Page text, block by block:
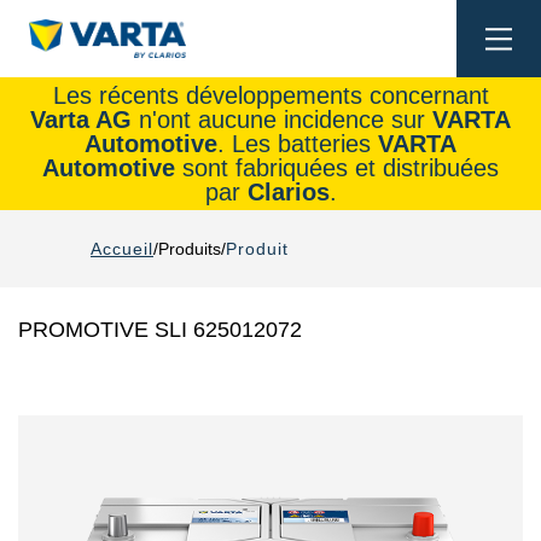
Les récents développements concernant
Varta AG n'ont aucune incidence sur VARTA
Automotive. Les batteries VARTA
Automotive sont fabriquées et distribuées
par Clarios.
Accueil Produits Produit
PROMOTIVE SLI 625012072